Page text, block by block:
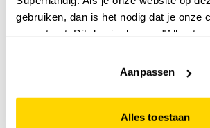
gebruiken, dan is het nodig dat je onze
accepteert. Dit doe je door op "Alles
website niet optimaal functioneert.
Aanpassen
Alles toestaan